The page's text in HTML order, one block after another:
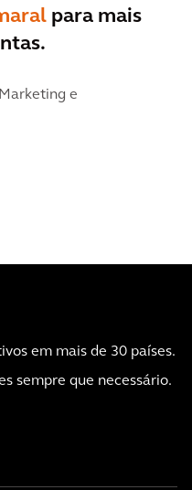
para mais
e
em mais de 30 países.
sempre que necessário.